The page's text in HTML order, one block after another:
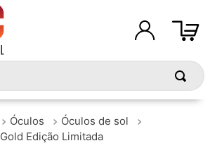
Óculos
Óculos de sol
Gold Edição Limitada